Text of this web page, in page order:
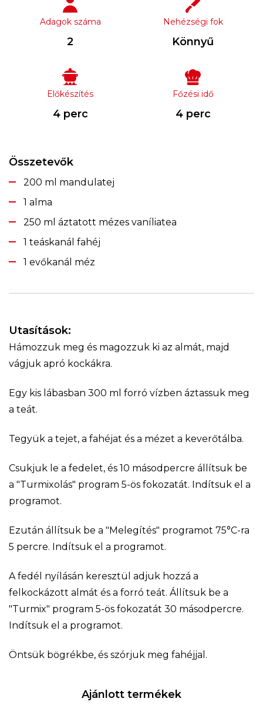
Adagok száma
2
Nehézségi fok
Könnyű
Előkészítés
4 perc
Főzési idő
4 perc
Összetevők
200 ml mandulatej
1 alma
250 ml áztatott mézes vaníliatea
1 teáskanál fahéj
1 evőkanál méz
Utasítások:
Hámozzuk meg és magozzuk ki az almát, majd
vágjuk apró kockákra.
Egy kis lábasban 300 ml forró vízben áztassuk meg
a teát.
Tegyük a tejet, a fahéjat és a mézet a keverőtálba.
Csukjuk le a fedelet, és 10 másodpercre állítsuk be
a "Turmixolás" program 5-ös fokozatát. Indítsuk el a
programot.
Ezután állítsuk be a "Melegítés" programot 75°C-ra
5 percre. Indítsuk el a programot.
A fedél nyílásán keresztül adjuk hozzá a
felkockázott almát és a forró teát. Állítsuk be a
"Turmix" program 5-ös fokozatát 30 másodpercre.
Indítsuk el a programot.
Öntsük bögrékbe, és szórjuk meg fahéjjal.
Ajánlott termékek